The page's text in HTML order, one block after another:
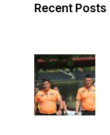
Recent Posts